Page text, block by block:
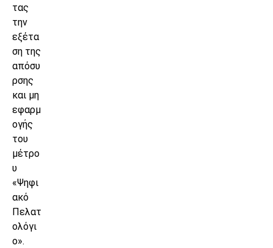
τας
την
εξέτα
ση της
απόσυ
ρσης
και μη
εφαρμ
ογής
του
μέτρο
υ
«Ψηφι
ακό
Πελατ
ολόγι
ο».